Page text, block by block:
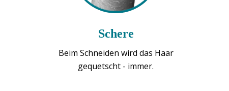
Schere
Beim Schneiden wird das Haar
gequetscht - immer.